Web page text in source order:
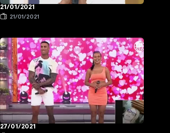
21/01/2021
21/01/2021
27/01/2021